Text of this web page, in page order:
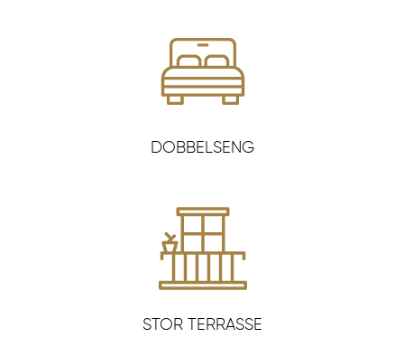
DOBBELSENG
STOR TERRASSE